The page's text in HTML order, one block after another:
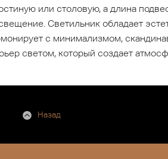
или столовую, а длина
Светильник обладает
с минимализмом,
светом, который создает
Назад